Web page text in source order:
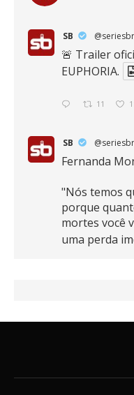
SB
🚨 Trailer
EUPHORIA.
11
SB
Fernanda
"Nós temos
porque
mortes você
uma perda
16